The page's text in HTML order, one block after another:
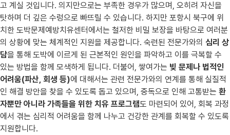
고 계실 것입니다. 의지만으로는 부족한 경우가 많으며, 오히려 자신을
탓하며 더 깊은 수렁으로 빠뜨릴 수 있습니다. 하지만 포항시 북구에 위
치한 도박문제예방치유센터에서는 철저한 비밀 보장을 바탕으로 여러분
의 상황에 맞는 체계적인 지원을 제공합니다. 숙련된 전문가와의 심리 상
담을 통해 도박에 이르게 된 근본적인 원인을 파악하고 이를 극복할 수
있는 방법을 함께 모색하게 됩니다. 더불어, 쌓여가는 빚 문제나 법적인
어려움(파산, 회생 등)에 대해서는 관련 전문가와의 연계를 통해 실질적
인 해결 방안을 찾을 수 있도록 돕고 있으며, 중독으로 인해 고통받는 환
자뿐만 아니라 가족들을 위한 치유 프로그램도 마련되어 있어, 회복 과정
에서 겪는 심리적 어려움을 함께 나누고 건강한 관계를 회복할 수 있도록
지원합니다.